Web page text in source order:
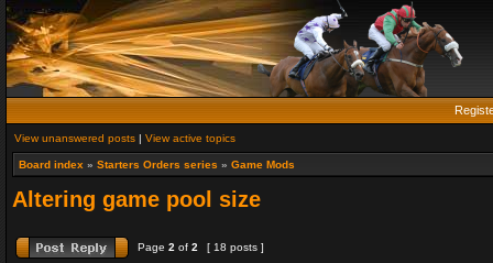
View unanswered posts | View active topics
Board index » Starters Orders series » Game Mods
Altering game pool size
Page 2 of 2
[ 18 posts ]